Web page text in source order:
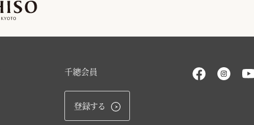
千總会員
登録する